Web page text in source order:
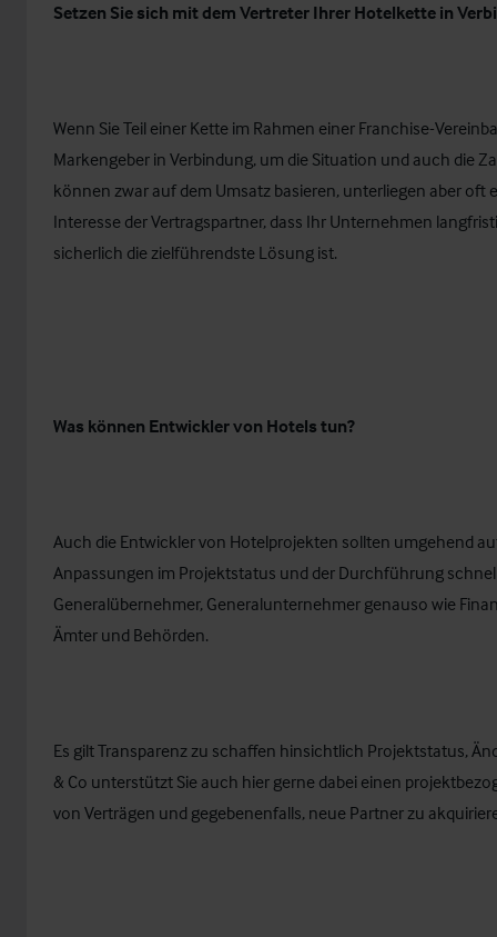
Setzen Sie sich mit dem Vertreter Ihrer Hotelkette in
Wenn Sie Teil einer Kette im Rahmen einer Franchise-
Markengeber in Verbindung, um die Situation und auch die
können zwar auf dem Umsatz basieren, unterliegen aber oft
Interesse der Vertragspartner, dass Ihr Unternehmen
sicherlich die zielführendste Lösung ist.
Was können Entwickler von Hotels tun?
Auch die Entwickler von Hotelprojekten sollten umgehend
Anpassungen im Projektstatus und der Durchführung
Generalübernehmer, Generalunternehmer genauso wie
Ämter und Behörden.
Es gilt Transparenz zu schaffen hinsichtlich Projektstatus,
& Co unterstützt Sie auch hier gerne dabei einen
von Verträgen und gegebenenfalls, neue Partner zu